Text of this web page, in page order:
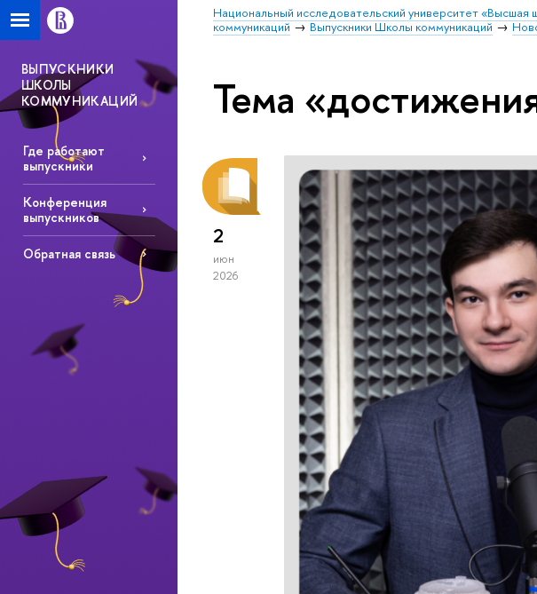
Национальный исследовательский университет «Высшая
коммуникаций
Выпускники Школы коммуникаций
ВЫПУСКНИКИ
ШКОЛЫ
КОММУНИКАЦИЙ
Где работают
выпускники
Конференция
выпускников
Обратная связь
Тема
2
июн
2026